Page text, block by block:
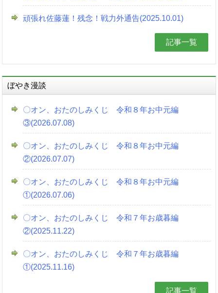
頑張れ佐藤蓮！残念！戦力外通告(2025.10.01)
記事一覧
ぼやき漫談
〇オン、おたのしみくじ 令和８年お中元編
③(2026.07.08)
〇オン、おたのしみくじ 令和８年お中元編
②(2026.07.07)
〇オン、おたのしみくじ 令和８年お中元編
①(2026.07.06)
〇オン、おたのしみくじ 令和７年お歳暮編
②(2025.11.22)
〇オン、おたのしみくじ 令和７年お歳暮編
①(2025.11.16)
記事一覧